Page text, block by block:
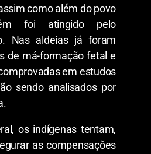
como além do povo
foi atingido pelo
Nas aldeias já foram
de má-formação fetal e
em estudos
sendo analisados por
os indígenas tentam,
as compensações